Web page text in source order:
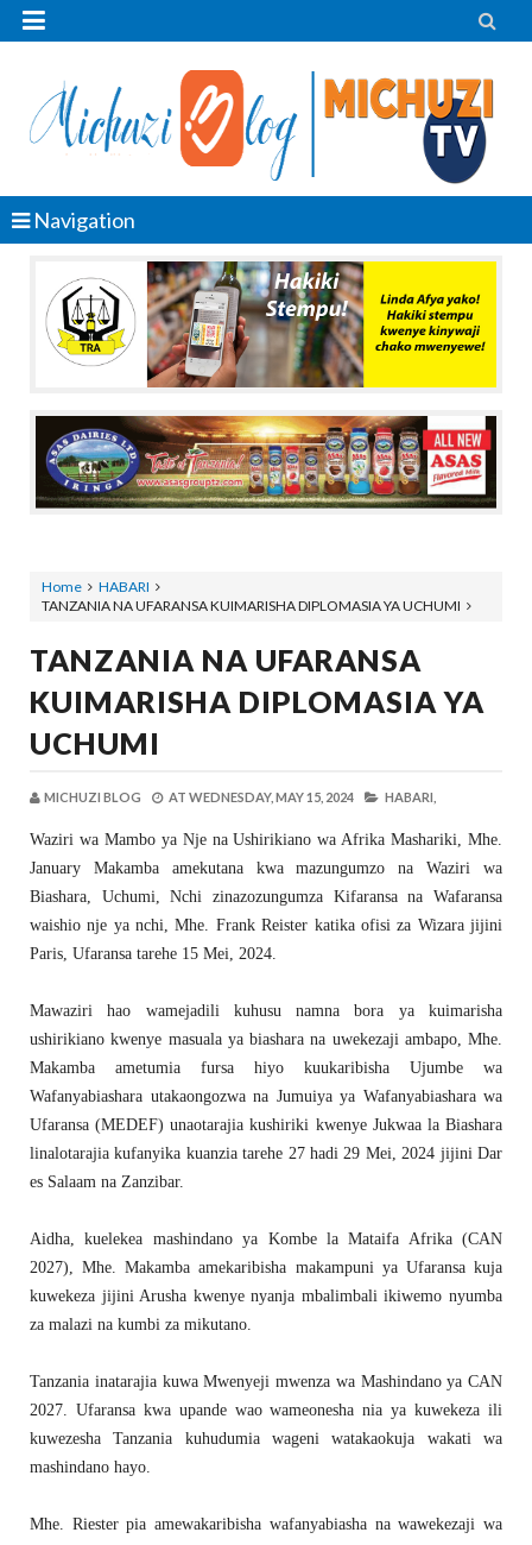
 
Navigation
Home
HABARI
TANZANIA NA UFARANSA KUIMARISHA DIPLOMASIA YA UCHUMI
TANZANIA NA UFARANSA
KUIMARISHA DIPLOMASIA YA
UCHUMI
MICHUZI BLOG AT WEDNESDAY, MAY 15, 2024 HABARI,
Waziri wa Mambo ya Nje na Ushirikiano wa Afrika Mashariki, Mhe.
January Makamba amekutana kwa mazungumzo na Waziri wa
Biashara, Uchumi, Nchi zinazozungumza Kifaransa na Wafaransa
waishio nje ya nchi, Mhe. Frank Reister katika ofisi za Wizara jijini
Paris, Ufaransa tarehe 15 Mei, 2024.
Mawaziri hao wamejadili kuhusu namna bora ya kuimarisha
ushirikiano kwenye masuala ya biashara na uwekezaji ambapo, Mhe.
Makamba ametumia fursa hiyo kuukaribisha Ujumbe wa
Wafanyabiashara utakaongozwa na Jumuiya ya Wafanyabiashara wa
Ufaransa (MEDEF) unaotarajia kushiriki kwenye Jukwaa la Biashara
linalotarajia kufanyika kuanzia tarehe 27 hadi 29 Mei, 2024 jijini Dar
es Salaam na Zanzibar.
Aidha, kuelekea mashindano ya Kombe la Mataifa Afrika (CAN
2027), Mhe. Makamba amekaribisha makampuni ya Ufaransa kuja
kuwekeza jijini Arusha kwenye nyanja mbalimbali ikiwemo nyumba
za malazi na kumbi za mikutano.
Tanzania inatarajia kuwa Mwenyeji mwenza wa Mashindano ya CAN
2027. Ufaransa kwa upande wao wameonesha nia ya kuwekeza ili
kuwezesha Tanzania kuhudumia wageni watakaokuja wakati wa
mashindano hayo.
Mhe. Riester pia amewakaribisha wafanyabiasha na wawekezaji wa